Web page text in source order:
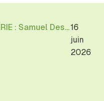
OULIPIENS EN LIBRAIRIE : Samuel Deshayes, "Celle qui jamais ne te vit" (traduction)16
juin
2026